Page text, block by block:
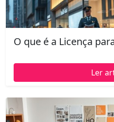
O que é a Licença
Ler